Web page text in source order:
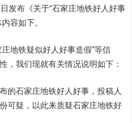
发布《关于“石家庄地铁好人好事
容如下。
地铁疑似好人好事造假”等信
，我们现就有关情况说明如下：
的石家庄地铁好人好事，投稿人
可疑，以此来质疑石家庄地铁好